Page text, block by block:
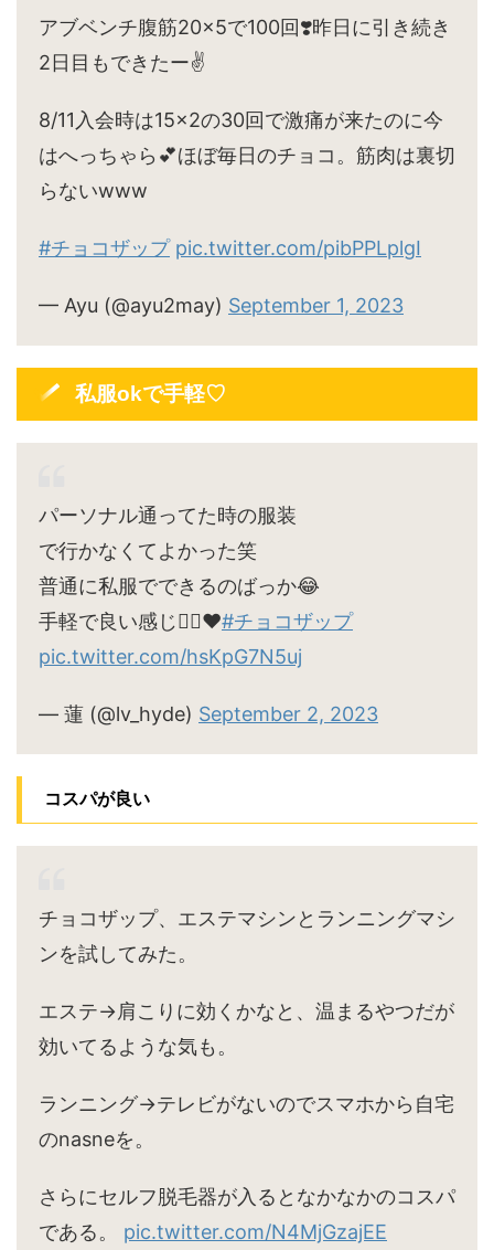
アブベンチ腹筋20×5で100回❣️昨日に引き続き
2日目もできたー✌️
8/11入会時は15×2の30回で激痛が来たのに今
はへっちゃら💕ほぼ毎日のチョコ。筋肉は裏切
らないwww
#チョコザップ pic.twitter.com/pibPPLplgI
— Ayu (@ayu2may) September 1, 2023
私服okで手軽♡
パーソナル通ってた時の服装
で行かなくてよかった笑
普通に私服でできるのばっか😂
手軽で良い感じ🙆‍♀️♥#チョコザップ
pic.twitter.com/hsKpG7N5uj
— 蓮 (@lv_hyde) September 2, 2023
コスパが良い
チョコザップ、エステマシンとランニングマシ
ンを試してみた。
エステ→肩こりに効くかなと、温まるやつだが
効いてるような気も。
ランニング→テレビがないのでスマホから自宅
のnasneを。
さらにセルフ脱毛器が入るとなかなかのコスパ
である。 pic.twitter.com/N4MjGzajEE